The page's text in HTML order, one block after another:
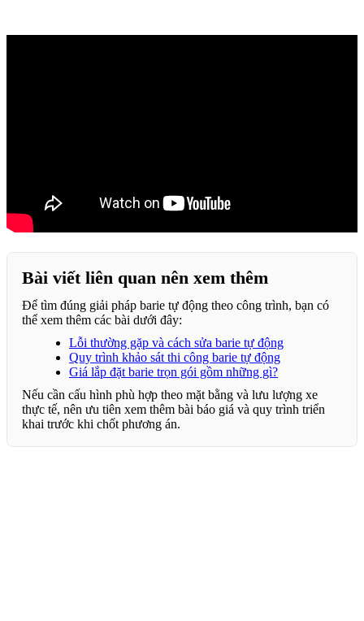
Bài viết liên quan nên xem thêm
Để tìm đúng giải pháp barie tự động theo công trình, bạn có
thể xem thêm các bài dưới đây:
Lỗi thường gặp và cách sửa barie tự động
Quy trình khảo sát thi công barie tự động
Giá lắp đặt barie trọn gói gồm những gì?
Nếu cần cấu hình phù hợp theo mặt bằng và lưu lượng xe
thực tế, nên ưu tiên xem thêm bài báo giá và quy trình triển
khai trước khi chốt phương án.